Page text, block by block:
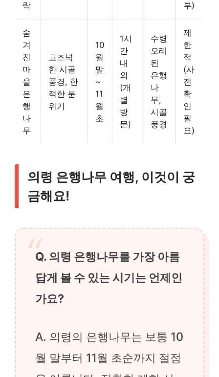
락
부)
숨
겨
진
마
을
은
행
나
무
고즈넉
한 시골
풍경, 한
적한 분
위기
10
월
말
~
11
월
초
1시
간
내
외
(개
별
방
문)
수령
오래
된
은행
나
무,
시골
풍경
제
한
적
(사
전
확
인
필
요)
의령 은행나무 여행, 이것이 궁
금해요!
Q. 의령 은행나무를 가장 아름
답게 볼 수 있는 시기는 언제인
가요?
A. 의령의 은행나무는 보통 10
월 말부터 11월 초순까지 절정